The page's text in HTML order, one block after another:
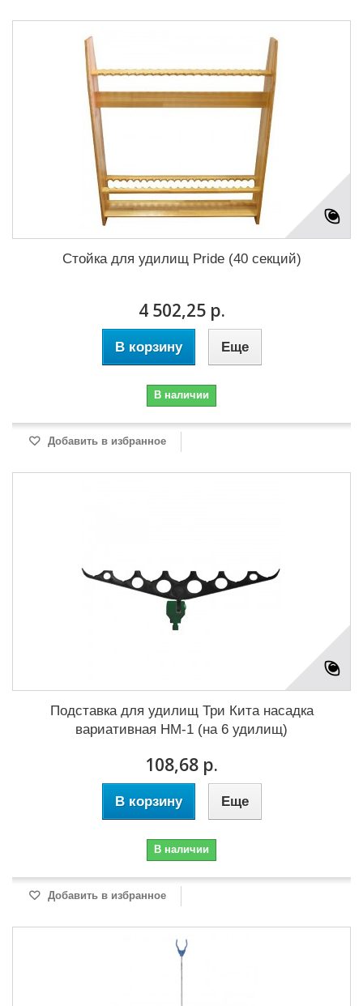
Стойка для удилищ Pride (40 секций)
4 502,25 р.
В корзину Еще
В наличии
Добавить в избранное
Подставка для удилищ Три Кита насадка
вариативная НМ-1 (на 6 удилищ)
108,68 р.
В корзину Еще
В наличии
Добавить в избранное